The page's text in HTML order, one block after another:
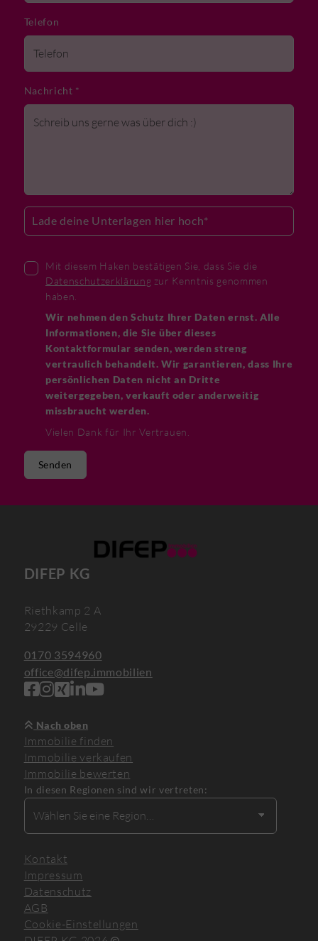
Telefon
Nachricht *
Lade deine Unterlagen hier hoch*
Mit diesem Haken bestätigen Sie, dass Sie die
Datenschutzerklärung zur Kenntnis genommen
haben.
Wir nehmen den Schutz Ihrer Daten ernst. Alle
Informationen, die Sie über dieses
Kontaktformular senden, werden streng
vertraulich behandelt. Wir garantieren, dass Ihre
persönlichen Daten nicht an Dritte
weitergegeben, verkauft oder anderweitig
missbraucht werden.
Vielen Dank für Ihr Vertrauen.
Senden
DIFEP KG
Riethkamp 2 A
29229 Celle
0170 3594960
office@difep.immobilien
In diesen Regionen sind wir vertreten:
Nach oben
Immobilie finden
Immobilie verkaufen
Immobilie bewerten
Kontakt
Impressum
Datenschutz
AGB
Cookie-Einstellungen